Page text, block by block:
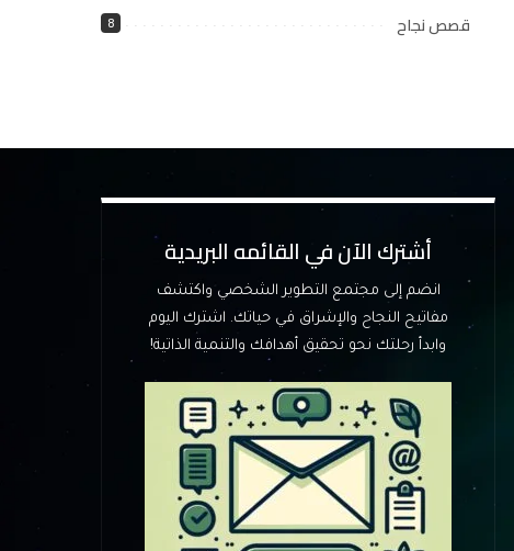
قصص نجاح 8
أشترك الآن في القائمه البريدية
انضم إلى مجتمع التطوير الشخصي واكتشف
مفاتيح النجاح والإشراق في حياتك. اشترك اليوم
وابدأ رحلتك نحو تحقيق أهدافك والتنمية الذاتية!